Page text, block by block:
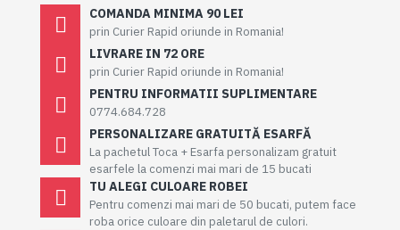
COMANDA MINIMA 90 LEI
prin Curier Rapid oriunde in Romania!
LIVRARE IN 72 ORE
prin Curier Rapid oriunde in Romania!
PENTRU INFORMATII SUPLIMENTARE
0774.684.728
PERSONALIZARE GRATUITĂ ESARFĂ
La pachetul Toca + Esarfa personalizam gratuit
esarfele la comenzi mai mari de 15 bucati
TU ALEGI CULOARE ROBEI
Pentru comenzi mai mari de 50 bucati, putem face
roba orice culoare din paletarul de culori.